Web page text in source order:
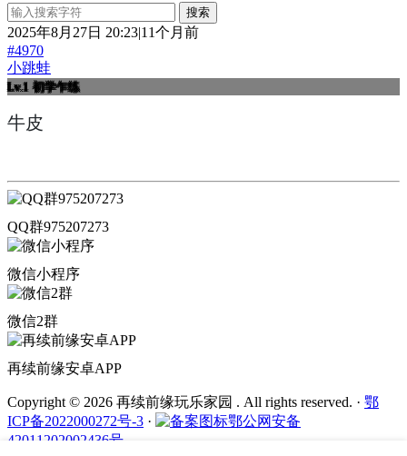
2025年8月27日 20:23|11个月前
#4970
小跳蛙
Lv.1 初学乍练
牛皮
QQ群975207273
微信小程序
微信2群
再续前缘安卓APP
Copyright © 2026 再续前缘玩乐家园 . All rights reserved. · 鄂
ICP备2022000272号-3 ·
鄂公网安备
42011202002436号